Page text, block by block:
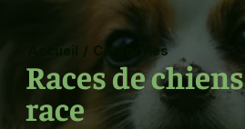
/ Catégories
Races de
race